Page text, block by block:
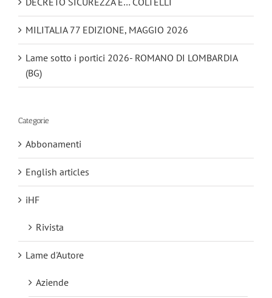
MILITALIA 77 EDIZIONE, MAGGIO 2026
Lame sotto i portici 2026- ROMANO DI LOMBARDIA
(BG)
Categorie
Abbonamenti
English articles
iHF
Rivista
Lame d'Autore
Aziende